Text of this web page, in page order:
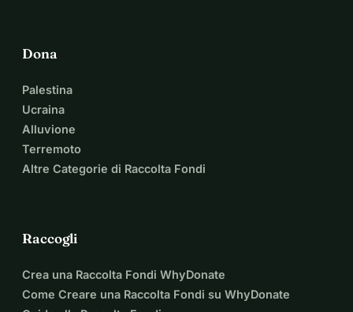
Dona
Palestina
Ucraina
Alluvione
Terremoto
Altre Categorie di Raccolta Fondi
Raccogli
Crea una Raccolta Fondi WhyDonate
Come Creare una Raccolta Fondi su WhyDonate